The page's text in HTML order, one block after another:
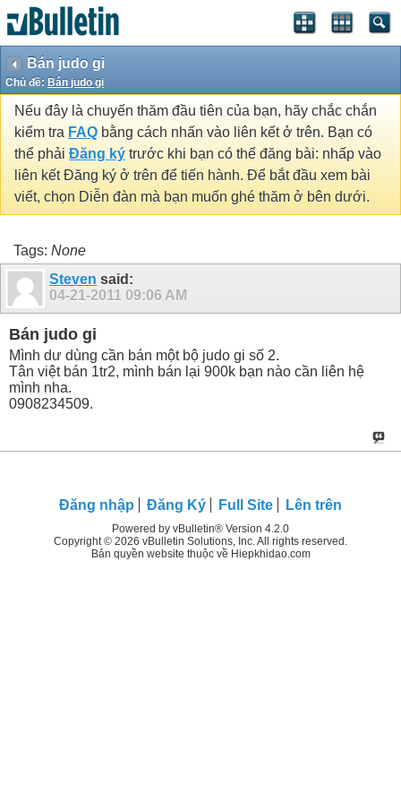
Bán judo gi
Chủ đề: Bán judo gi
Nếu đây là chuyến thăm đầu tiên của bạn, hãy chắc chắn
kiểm tra FAQ bằng cách nhấn vào liên kết ở trên. Bạn có
thể phải Đăng ký trước khi bạn có thể đăng bài: nhấp vào
liên kết Đăng ký ở trên để tiến hành. Để bắt đầu xem bài
viết, chọn Diễn đàn mà bạn muốn ghé thăm ở bên dưới.
Tags: None
Steven said:
04-21-2011 09:06 AM
Bán judo gi
Mình dư dùng cần bán một bộ judo gi số 2.
Tân việt bán 1tr2, mình bán lại 900k bạn nào cần liên hệ
mình nha.
0908234509.
Đăng nhập Đăng Ký Full Site Lên trên
Powered by vBulletin® Version 4.2.0
Copyright © 2026 vBulletin Solutions, Inc. All rights reserved.
Bản quyền website thuộc về Hiepkhidao.com